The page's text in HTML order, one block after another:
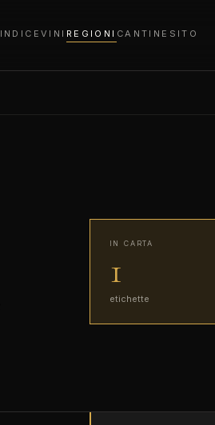
INDICEVINI REGIONI CANTINE SITO
IN CARTA
1
etichette